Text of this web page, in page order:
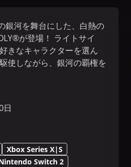
銀河を舞台にした、白熱の
が登場！ ライトサイ
きなキャラクターを選ん
使しながら、銀河の覇権を
日
Xbox Series X|S
Switch 2